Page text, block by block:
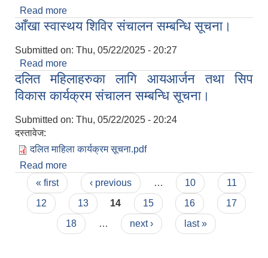
Read more
आँखा स्वास्थय शिविर संचालन सम्बन्धि सूचना।
Submitted on: Thu, 05/22/2025 - 20:27
Read more
दलित महिलाहरुका लागि आयआर्जन तथा सिप
विकास कार्यक्रम संचालन सम्बन्धि सूचना।
Submitted on: Thu, 05/22/2025 - 20:24
दस्तावेज:
दलित माहिला कार्यक्रम सूचना.pdf
Read more
विकास कार्यक्रम संचालन सम्बन्धि सूचना।
Pages
« first ‹ previous … 10
11
12
13 14 15 16
17
18
… next › last »